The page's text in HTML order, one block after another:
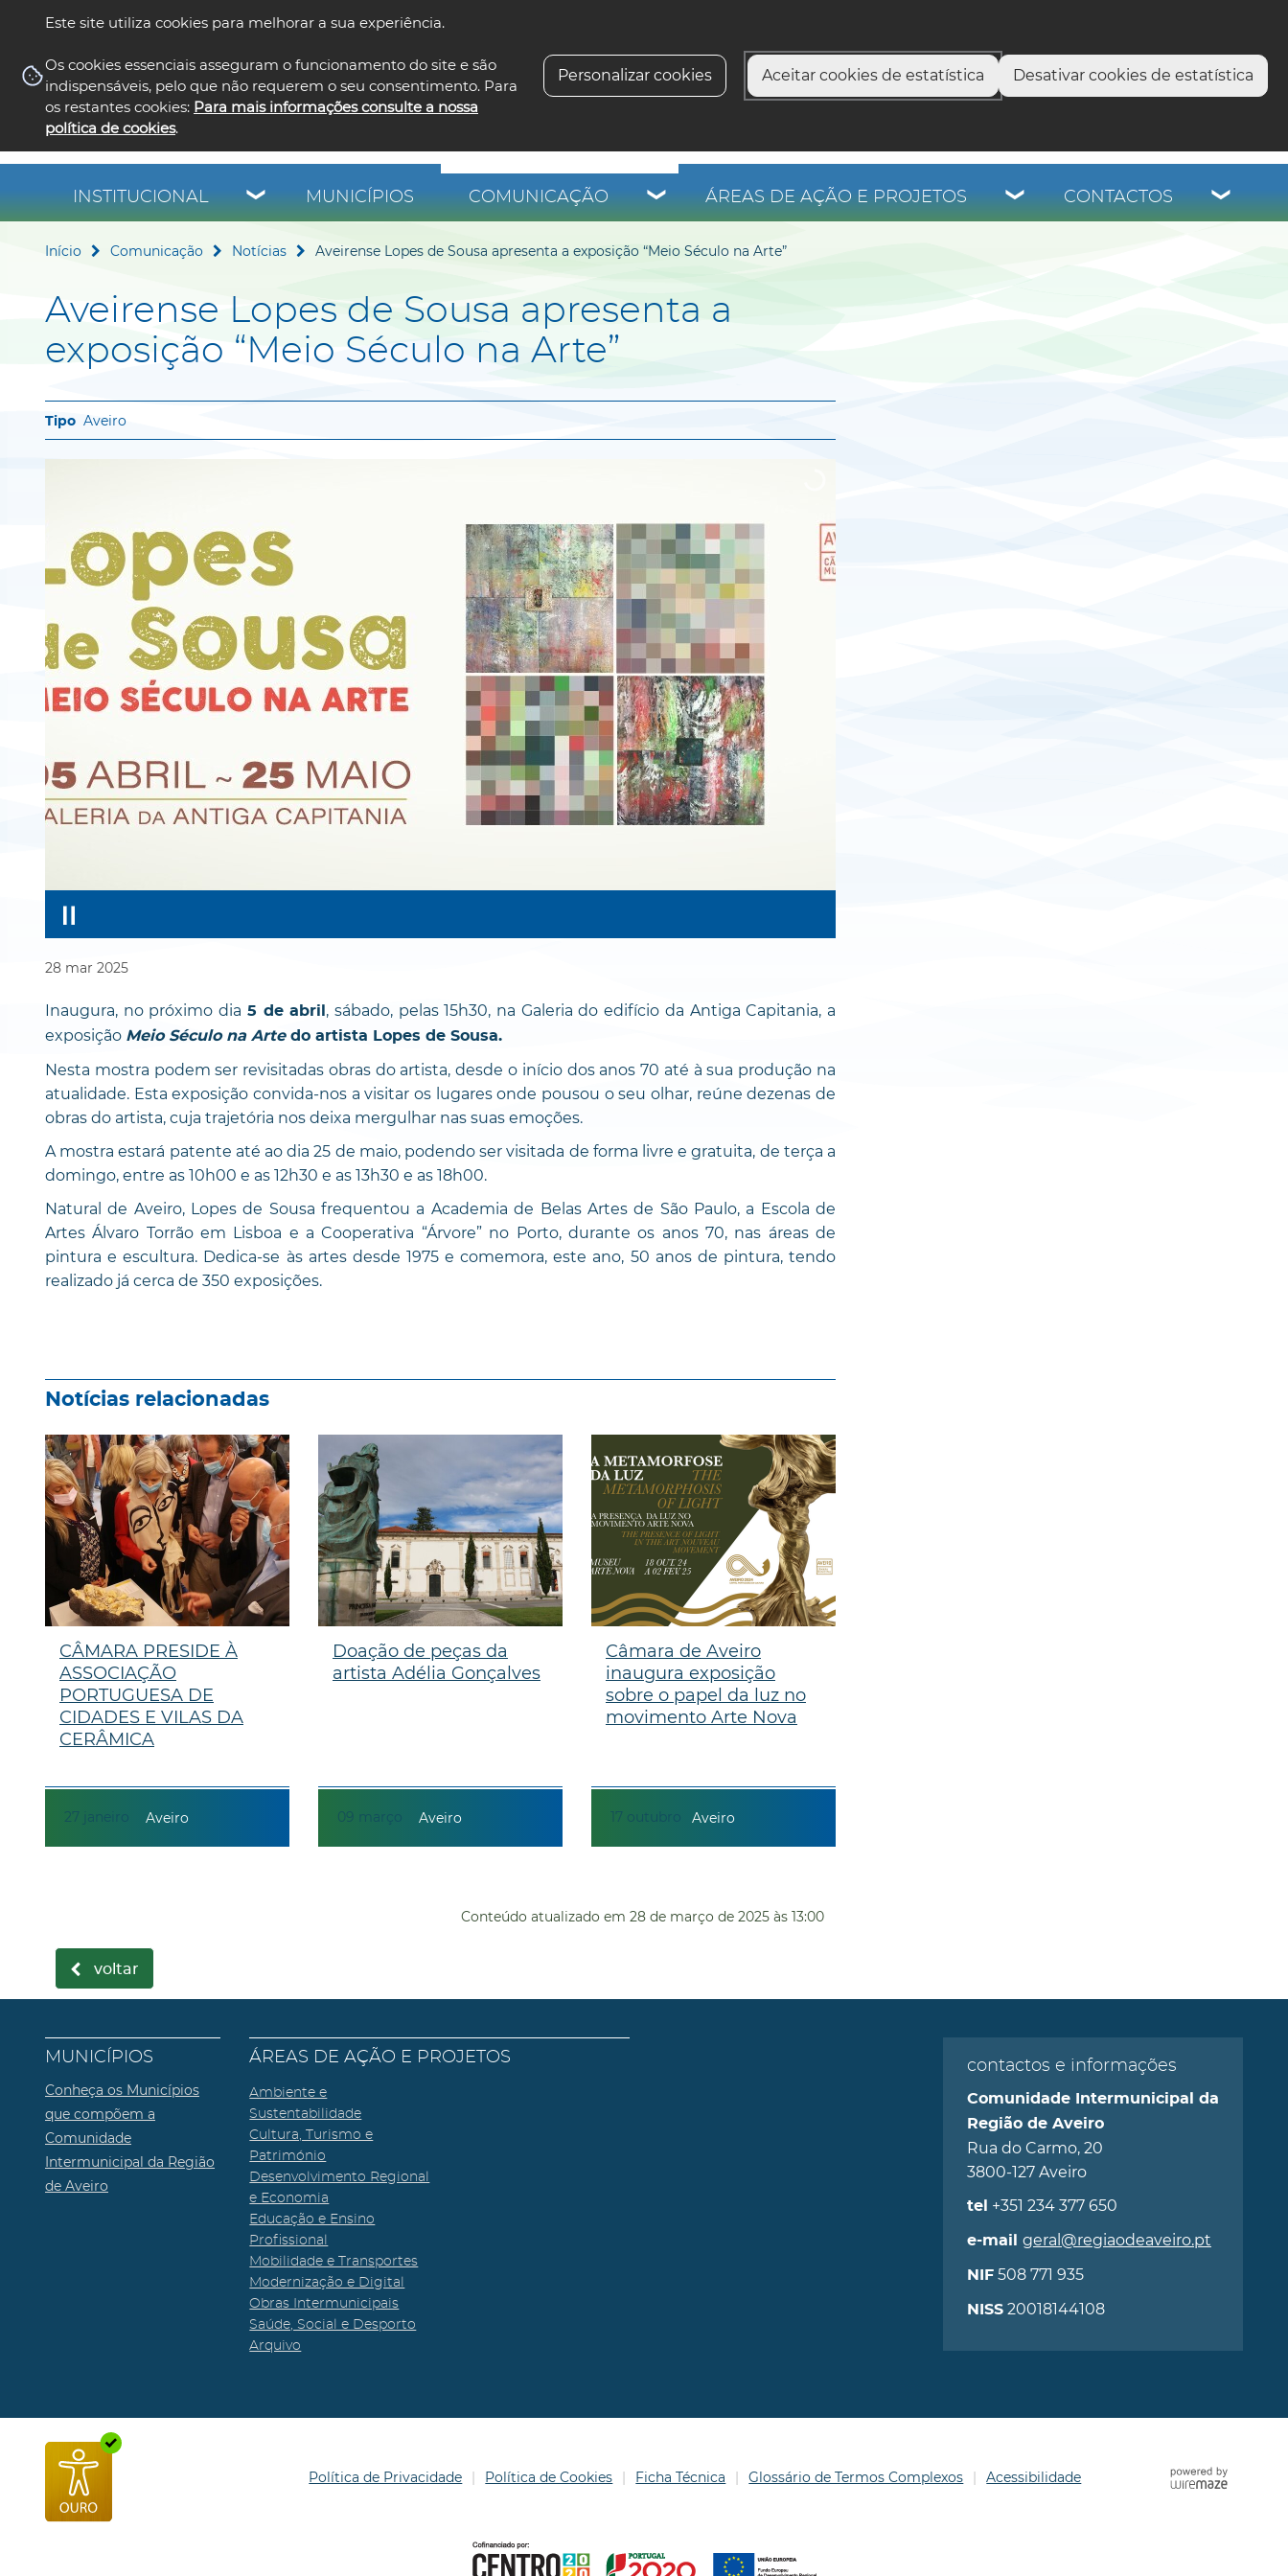
Este site utiliza cookies para melhorar a sua experiência.
Os cookies essenciais asseguram o funcionamento do site e são
indispensáveis, pelo que não requerem o seu consentimento. Para
os restantes cookies: Para mais informações consulte a nossa
política de cookies.
Personalizar cookies Aceitar cookies de estatística Desativar cookies de estatística
INSTITUCIONAL MUNICÍPIOS COMUNICAÇÃO ÁREAS DE AÇÃO E PROJETOS CONTACTOS
Início Comunicação Notícias Aveirense Lopes de Sousa apresenta a exposição “Meio Século na Arte”
Aveirense Lopes de Sousa apresenta a
exposição “Meio Século na Arte”
Aveiro
28 mar 2025
Inaugura, no próximo dia 5 de abril , sábado, pelas 15h30, na Galeria do edifício da Antiga Capitania, a
exposição Meio Século na Artedo artista Lopes de Sousa.
Nesta mostra podem ser revisitadas obras do artista, desde o início dos anos 70 até à sua produção na
atualidade. Esta exposição convida-nos a visitar os lugares onde pousou o seu olhar, reúne dezenas de
obras do artista, cuja trajetória nos deixa mergulhar nas suas emoções.
A mostra estará patente até ao dia 25 de maio, podendo ser visitada de forma livre e gratuita, de terça a
domingo, entre as 10h00 e as 12h30 e as 13h30 e as 18h00.
Natural de Aveiro, Lopes de Sousa frequentou a Academia de Belas Artes de São Paulo, a Escola de
Artes Álvaro Torrão em Lisboa e a Cooperativa “Árvore” no Porto, durante os anos 70, nas áreas de
pintura e escultura. Dedica-se às artes desde 1975 e comemora, este ano, 50 anos de pintura, tendo
realizado já cerca de 350 exposições.
Notícias relacionadas
27 janeiro
CÂMARA PRESIDE À
ASSOCIAÇÃO
PORTUGUESA DE
CIDADES E VILAS DA
CERÂMICA
Aveiro 09 março
Doação de peças da
artista Adélia Gonçalves
Aveiro 17 outubro
Câmara de Aveiro
inaugura exposição
sobre o papel da luz no
movimento Arte Nova
Aveiro
Conteúdo atualizado em 28 de março de 2025 às 13:00
voltar
MUNICÍPIOS
Conheça os Municípios
que compõem a
Comunidade
Intermunicipal da Região
de Aveiro
ÁREAS DE AÇÃO E PROJETOS
Ambiente e
Sustentabilidade
Cultura, Turismo e
Património
Desenvolvimento Regional
e Economia
Educação e Ensino
Profissional
Mobilidade e Transportes
Modernização e Digital
Obras Intermunicipais
Saúde, Social e Desporto
Arquivo
contactos e informações
Comunidade Intermunicipal da
Região de Aveiro
Rua do Carmo, 20
3800-127 Aveiro
tel +351 234 377 650
e-mail geral@regiaodeaveiro.pt
NIF508 771 935
NISS20018144108
Política de Privacidade Política de Cookies Ficha Técnica Glossário de Termos Complexos Acessibilidade